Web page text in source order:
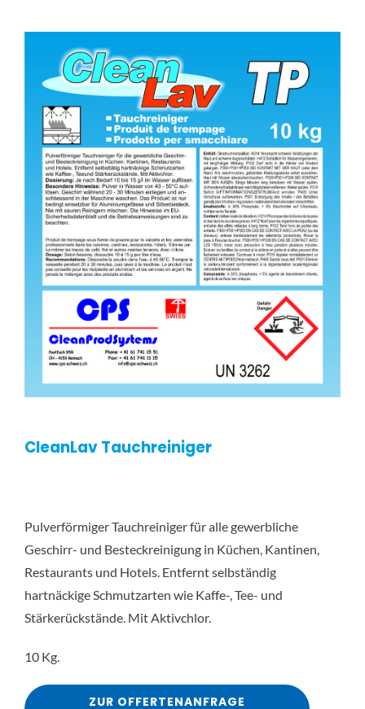
CleanLav Tauchreiniger
Pulverförmiger Tauchreiniger für alle gewerbliche
Geschirr- und Besteckreinigung in Küchen, Kantinen,
Restaurants und Hotels. Entfernt selbständig
hartnäckige Schmutzarten wie Kaffe-, Tee- und
Stärkerückstände. Mit Aktivchlor.
10 Kg.
ZUR OFFERTENANFRAGE